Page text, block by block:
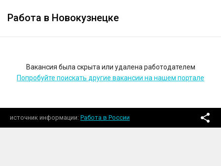
Работа в Новокузнецке
Вакансия была скрыта или удалена работодателем
Попробуйте поискать другие вакансии на нашем портале
источник информации Работа в России